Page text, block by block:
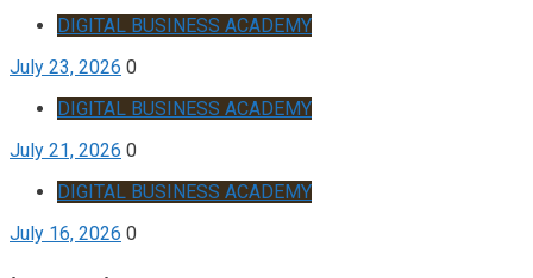
DIGITAL BUSINESS ACADEMY
July 23, 2026 0
DIGITAL BUSINESS ACADEMY
July 21, 2026 0
DIGITAL BUSINESS ACADEMY
July 16, 2026 0